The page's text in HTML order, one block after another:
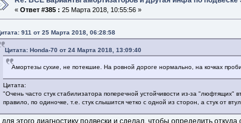
« Ответ #385 : 25 Марта 2018, 10:55:56 »
911 от 25 Марта 2018, 06:28:58
Цитата: Honda-70 от 24 Марта 2018, 13:09:40
Амортезы сухие, не потекшие. На ровной дороге нормально, на кочках
Цитата:
"Очень часто стук стабилизатора поперечной устойчивости из-за
правило, по одиночке, т.е. стук слышится четко с одной из сторон, а стук от
этого диагностику подвески и сделал, чтобы определить откуда